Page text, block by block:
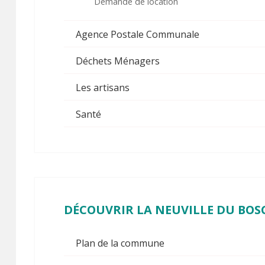
Agence Postale Communale
Déchets Ménagers
Les artisans
Santé
DÉCOUVRIR LA NEUVILLE DU
Plan de la commune